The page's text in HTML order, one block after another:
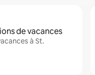
de vacances
à St.